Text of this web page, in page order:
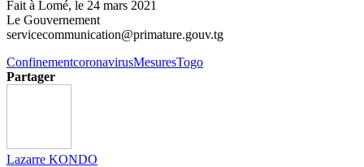
Fait à Lomé, le 24 mars 2021
Le Gouvernement
servicecommunication@primature.gouv.tg
ConfinementcoronavirusMesuresTogo
Partager
Lazarre KONDO